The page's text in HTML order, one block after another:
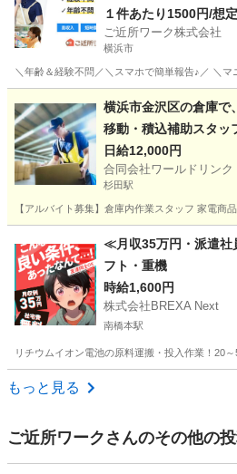
１件あたり1500円/想
ご近所ワーク株式会社
横浜市
＼年齢＆経験不問／＼スマホで簡単報告♪／ ＼
その他 自習室
横浜市金沢区の倉庫で
移動・積込補助スタッ
2,000円〜 週払い相談
日給12,000円
合同会社ワールドリンク
杉田駅
【アルバイト募集】倉庫内作業スタッフ 家電
杉田駅 仕分け
≪月収35万円・派遣社
フト・重機
時給1,600円
株式会社BREXA Next
南橋本駅
リチウムイオン電池の原料運搬・投入作業！20
神奈川 相模原市
もっと見る
ご近所ワーク さんのその他の投